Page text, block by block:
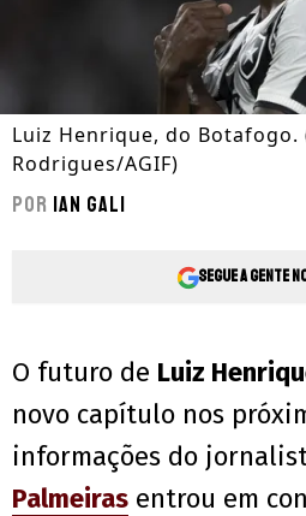
Luiz Henrique, do Botafogo.
Rodrigues/AGIF)
Por Ian Gali
Segue a gente
O futuro de Luiz
novo capítulo nos
informações do
Palmeiras entrou em